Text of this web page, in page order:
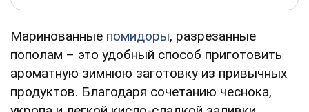
Маринованные помидоры, разрезанные
пополам – это удобный способ приготовить
ароматную зимнюю заготовку из привычных
продуктов. Благодаря сочетанию чеснока,